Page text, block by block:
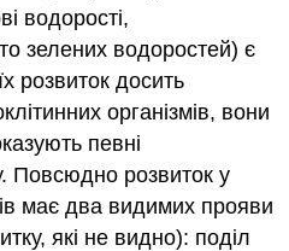
водорості,
зелених водоростей) є
розвиток досить
організмів, вони
певні
Повсюдно розвиток у
має два видимих прояви
які не видно): поділ